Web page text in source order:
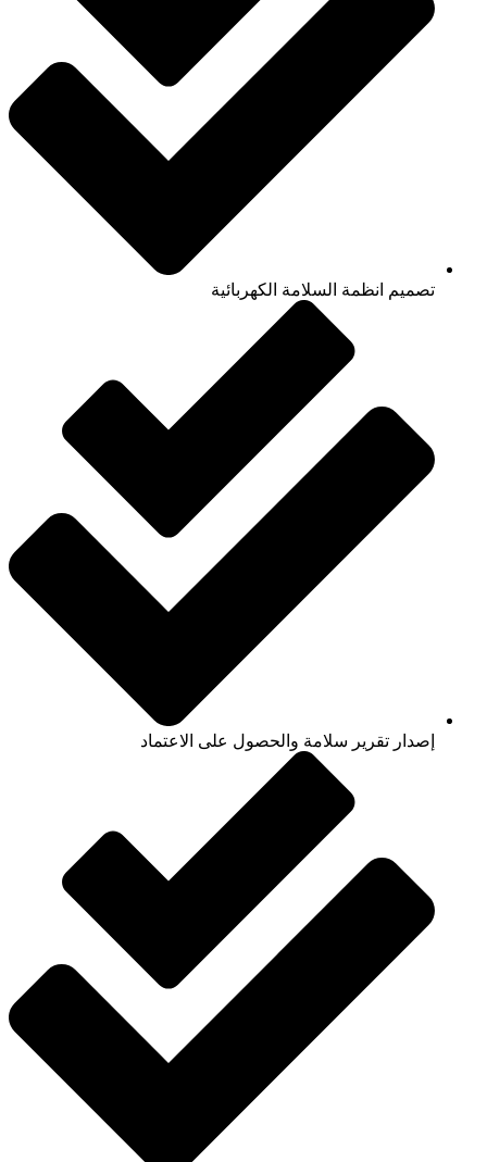
تصميم انظمة السلامة الكهربائية
إصدار تقرير سلامة والحصول على الاعتماد